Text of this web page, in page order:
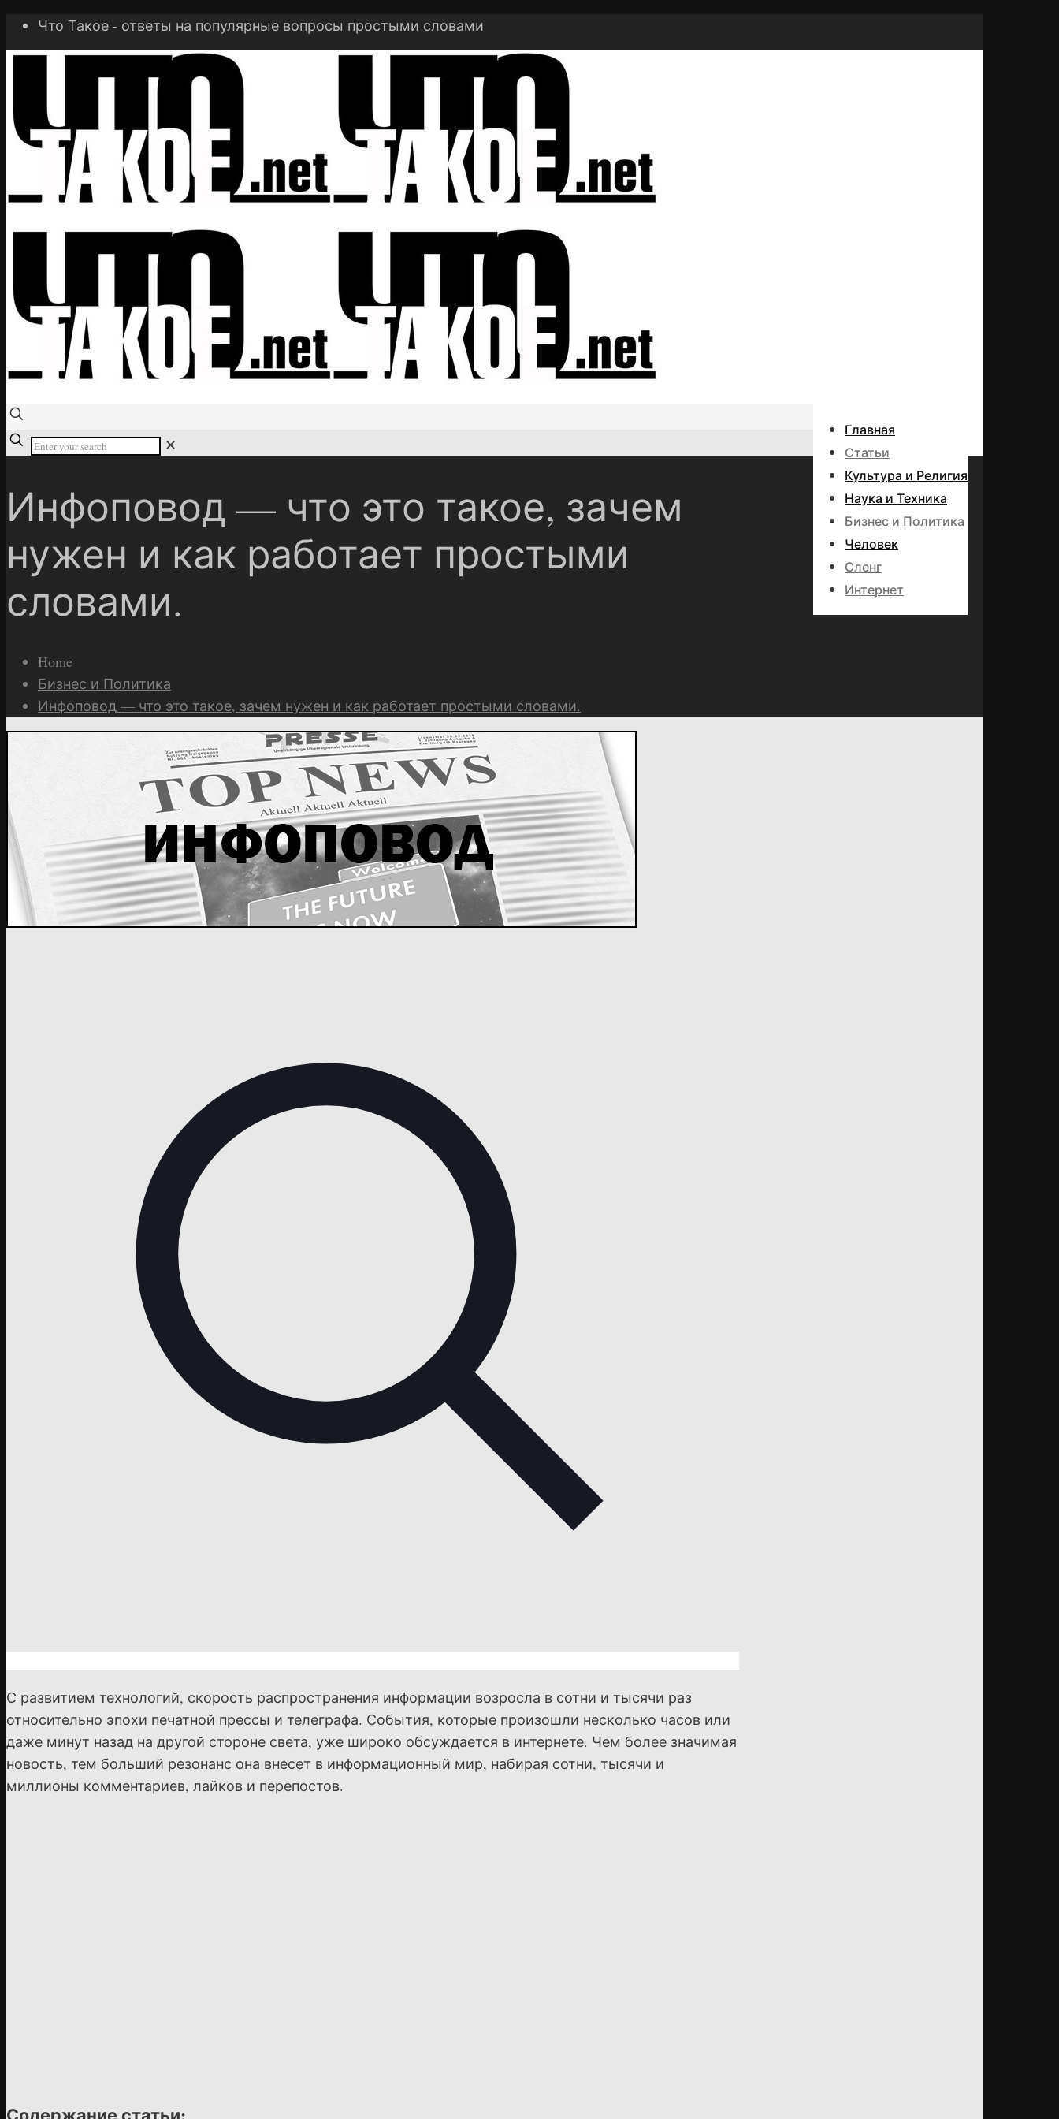
Что Такое - ответы на популярные вопросы простыми словами
Главная
Статьи
Культура и Религия
Наука и Техника
Бизнес и Политика
Человек
Сленг
Интернет
✕
Инфоповод — что это такое, зачем
нужен и как работает простыми
словами.
Home
Бизнес и Политика
Инфоповод — что это такое, зачем нужен и как работает простыми словами.
С развитием технологий, скорость распространения информации возросла в сотни и тысячи раз
относительно эпохи печатной прессы и телеграфа. События, которые произошли несколько часов или
даже минут назад на другой стороне света, уже широко обсуждается в интернете. Чем более значимая
новость, тем больший резонанс она внесет в информационный мир, набирая сотни, тысячи и
миллионы комментариев, лайков и перепостов.